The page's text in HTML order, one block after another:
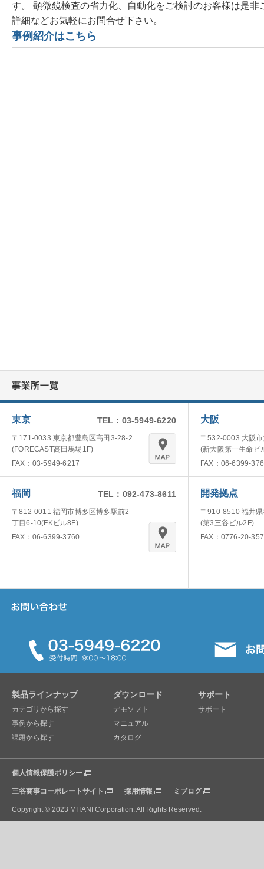
す。 顕微鏡検査の省力化、自動化をご検討のお客様は是非
詳細などお気軽にお問合せ下さい。
事例紹介はこちら
東京 TEL：03-5949-6220
〒171-0033 東京都豊島区高田3-28-2
(FORECAST高田馬場1F)
FAX：03-5949-6217
大阪
〒532-0003 大阪
(新大阪第一生命ビ
FAX：06-6399-
福岡 TEL：092-473-8611
〒812-0011 福岡市博多区博多駅前2
丁目6-10(FKビル8F)
FAX：06-6399-3760
開発拠点
〒910-8510 福井
(第3三谷ビル2F)
FAX：0776-20-
製品ラインナップ
カテゴリから探す
事例から探す
課題から探す
ダウンロード
デモソフト
マニュアル
カタログ
サポート
サポート
個人情報保護ポリシー
三谷商事コーポレートサイト 採用情報 ミブログ
Copyright © 2023 MITANI Corporation. All Rights Reserved.